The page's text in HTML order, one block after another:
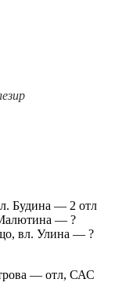
Будина — 2 отл
— ?
вл. Улина — ?
— отл, САС